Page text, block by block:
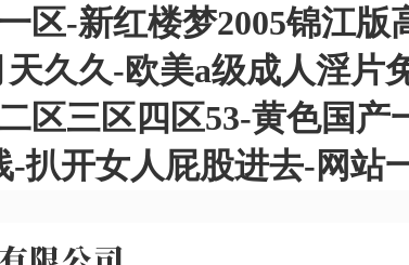
区-新红楼梦2005锦江
久久-欧美a级成人淫片
区三区四区53-黄色国
扒开女人屁股进去-网站